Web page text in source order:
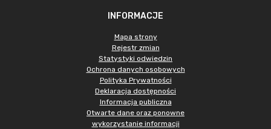
INFORMACJE
Mapa strony
Rejestr zmian
Statystyki odwiedzin
Ochrona danych osobowych
Polityka Prywatności
Deklaracja dostępności
Informacja publiczna
Otwarte dane oraz ponowne
wykorzystanie informacji